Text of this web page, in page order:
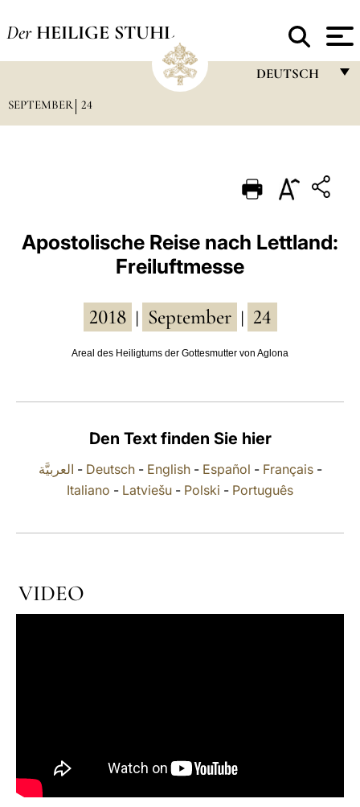
Der HEILIGE STUHL
DEUTSCH
PORTUGUÊS
ESPAÑOL
العربيّة
中文
SEPTEMBER 24
Apostolische Reise nach Lettland:
Freiluftmesse
2018 September 24
Areal des Heiligtums der Gottesmutter von Aglona
Den Text finden Sie hier
العربيَّة - Deutsch- English- Español - Français-
Italiano - Latviešu - Polski - Português
VIDEO